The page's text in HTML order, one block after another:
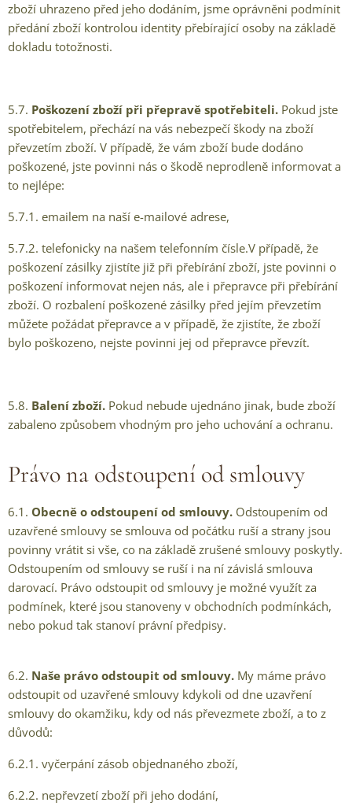
zboží uhrazeno před jeho dodáním, jsme oprávněni podmínit
předání zboží kontrolou identity přebírající osoby na základě
dokladu totožnosti.
5.7. Poškození zboží při přepravě spotřebiteli. Pokud jste
spotřebitelem, přechází na vás nebezpečí škody na zboží
převzetím zboží. V případě, že vám zboží bude dodáno
poškozené, jste povinni nás o škodě neprodleně informovat a
to nejlépe:
5.7.1. emailem na naší e-mailové adrese,
5.7.2. telefonicky na našem telefonním čísle.V případě, že
poškození zásilky zjistíte již při přebírání zboží, jste povinni o
poškození informovat nejen nás, ale i přepravce při přebírání
zboží. O rozbalení poškozené zásilky před jejím převzetím
můžete požádat přepravce a v případě, že zjistíte, že zboží
bylo poškozeno, nejste povinni jej od přepravce převzít.
5.8. Balení zboží. Pokud nebude ujednáno jinak, bude zboží
zabaleno způsobem vhodným pro jeho uchování a ochranu.
Právo na odstoupení od smlouvy
6.1. Obecně o odstoupení od smlouvy. Odstoupením od
uzavřené smlouvy se smlouva od počátku ruší a strany jsou
povinny vrátit si vše, co na základě zrušené smlouvy poskytly.
Odstoupením od smlouvy se ruší i na ní závislá smlouva
darovací. Právo odstoupit od smlouvy je možné využít za
podmínek, které jsou stanoveny v obchodních podmínkách,
nebo pokud tak stanoví právní předpisy.
6.2. Naše právo odstoupit od smlouvy. My máme právo
odstoupit od uzavřené smlouvy kdykoli od dne uzavření
smlouvy do okamžiku, kdy od nás převezmete zboží, a to z
důvodů:
6.2.1. vyčerpání zásob objednaného zboží,
6.2.2. nepřevzetí zboží při jeho dodání,